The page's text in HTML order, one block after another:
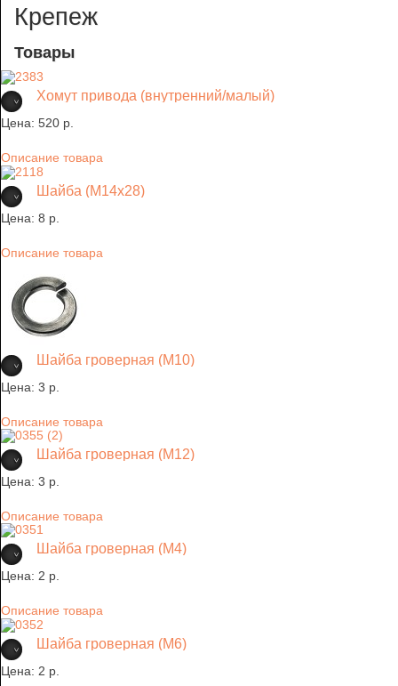
Крепеж
Товары
Хомут привода (внутренний/малый)
Цена: 520 p.
Описание товара
Шайба (М14х28)
Цена: 8 p.
Описание товара
Шайба гроверная (М10)
Цена: 3 p.
Описание товара
Шайба гроверная (М12)
Цена: 3 p.
Описание товара
Шайба гроверная (М4)
Цена: 2 p.
Описание товара
Шайба гроверная (М6)
Цена: 2 p.